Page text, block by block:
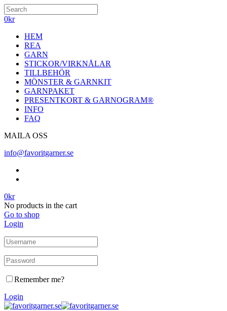
0kr
HEM
REA
GARN
STICKOR/VIRKNÅLAR
TILLBEHÖR
MÖNSTER & GARNKIT
GARNPAKET
PRESENTKORT & GARNOGRAM®
INFO
FAQ
MAILA OSS
info@favoritgarner.se
0kr
No products in the cart
Go to shop
Login
Remember me?
Login